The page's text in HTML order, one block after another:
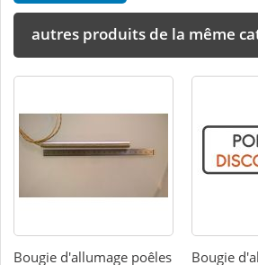
autres produits de la même
Bougie d'allumage poêles
Bougie